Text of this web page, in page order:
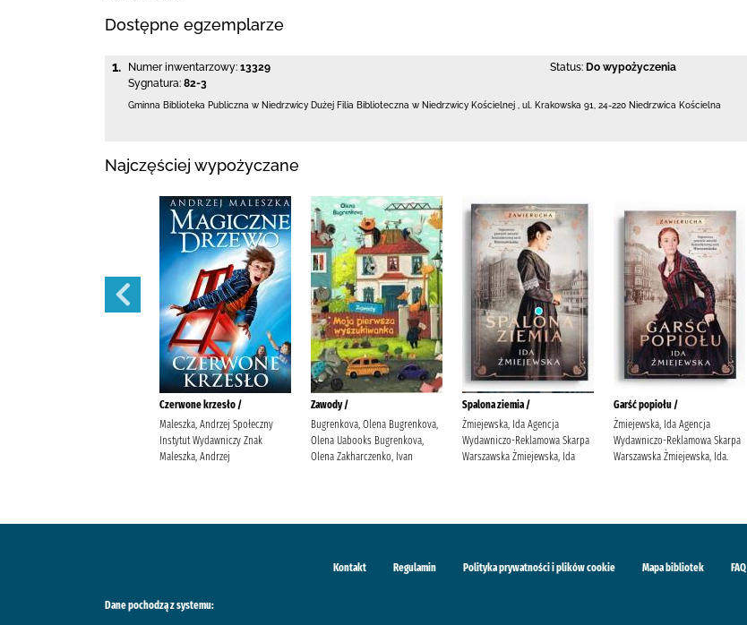
Dostępne egzemplarze
1. Numer inwentarzowy: 13329
Sygnatura: 82-3
Status: Do wypożyczenia
Gminna Biblioteka Publiczna w Niedrzwicy Dużej Filia Biblioteczna w Niedrzwicy Kościelnej ul. Krakowska 91 24-220 Niedrzwica Kościelna
Najczęściej wypożyczane
Czerwone krzesło /
Maleszka, Andrzej Społeczny
Instytut Wydawniczy Znak
Maleszka, Andrzej
Zawody /
Bugrenkova, Olena Bugrenkova,
Olena Uabooks Bugrenkova,
Olena Zakharczenko, Ivan
Spalona ziemia /
Żmiejewska, Ida Agencja
Wydawniczo-Reklamowa Skarpa
Warszawska Żmiejewska, Ida
Garść popiołu /
Żmiejewska, Ida Agencja
Wydawniczo-Reklamowa Skarpa
Warszawska Żmiejewska, Ida.
Kontakt Regulamin Polityka prywatności i plików cookie Mapa bibliotek FAQ
Dane pochodzą z systemu: